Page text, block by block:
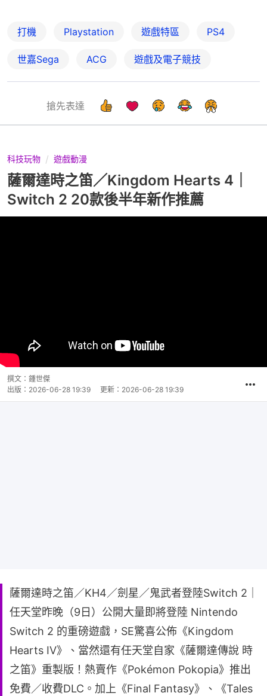
打機 Playstation 遊戲特區 PS4
世嘉Sega ACG 遊戲及電子競技
搶先表達
科技玩物 遊戲動漫
薩爾達時之笛／Kingdom Hearts 4｜
Switch 2 20款後半年新作推薦
撰文： 鍾世傑
出版： 2026-06-28 19:39 更新： 2026-06-28 19:39
薩爾達時之笛／KH4／劍星／鬼武者登陸Switch 2｜
任天堂昨晚（9日）公開大量即將登陸 Nintendo
Switch 2 的重磅遊戲，SE驚喜公佈《Kingdom
Hearts IV》、當然還有任天堂自家《薩爾達傳說 時
之笛》重製版！熱賣作《Pokémon Pokopia》推出
免費／收費DLC。加上《Final Fantasy》、《Tales